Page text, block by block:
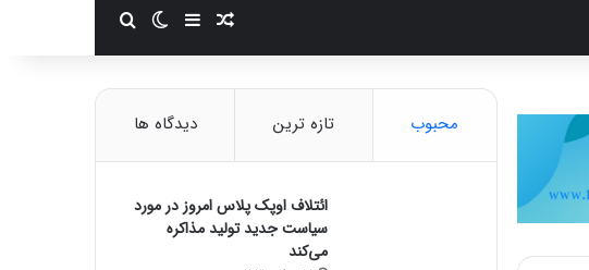
نوشته تصادفی
سایدبارتغییر پوسته
محبوب تازه ترین دیدگاه ها
ائتلاف اوپک پلاس امروز در مورد
سیاست جدید تولید مذاکره
می‌کند